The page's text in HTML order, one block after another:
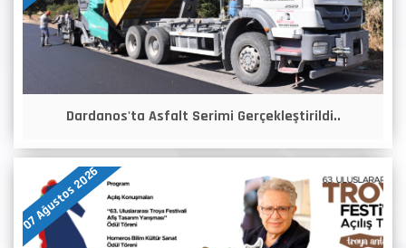
Dardanos'ta Asfalt Serimi Gerçekleştirildi..
07 Ağustos 2026